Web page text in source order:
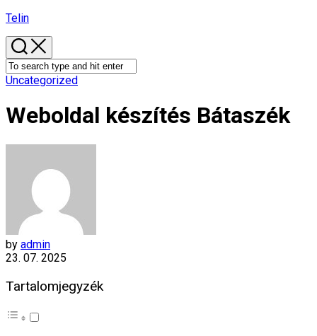
Skip
content
Telin
Uncategorized
Weboldal készítés​ Bátaszék
by admin
23. 07. 2025
Tartalomjegyzék